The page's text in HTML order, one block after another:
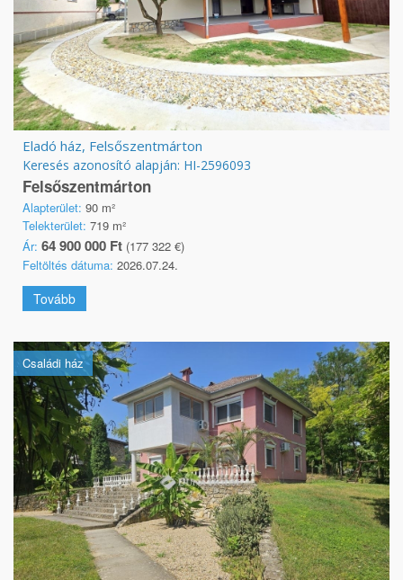
Eladó ház, Felsőszentmárton
Keresés azonosító alapján: HI-2596093
Felsőszentmárton
Alapterület: 90 m²
Telekterület: 719 m²
Ár: 64 900 000 Ft (177 322 €)
Feltöltés dátuma: 2026.07.24.
Tovább
Családi ház